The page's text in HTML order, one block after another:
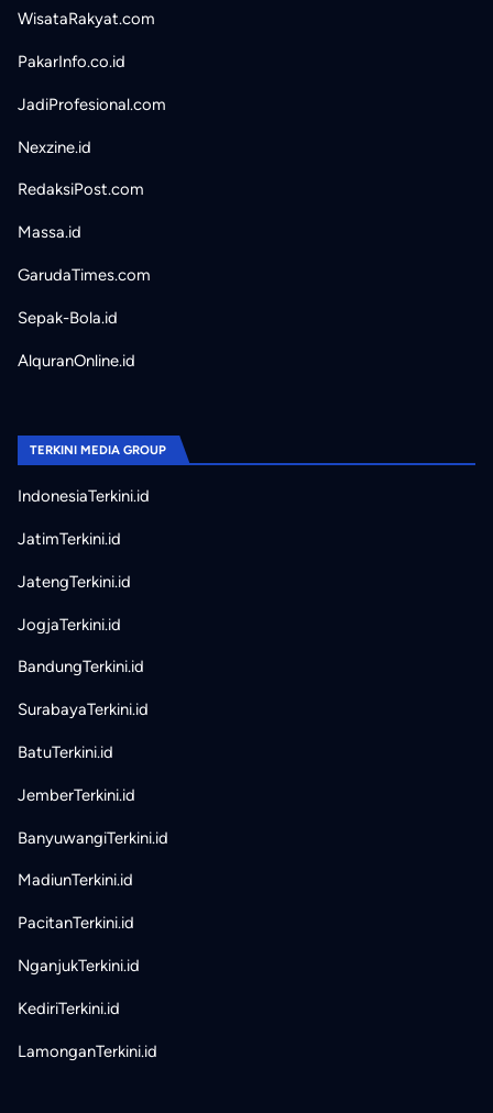
WisataRakyat.com
PakarInfo.co.id
JadiProfesional.com
Nexzine.id
RedaksiPost.com
Massa.id
GarudaTimes.com
Sepak-Bola.id
AlquranOnline.id
TERKINI MEDIA GROUP
IndonesiaTerkini.id
JatimTerkini.id
JatengTerkini.id
JogjaTerkini.id
BandungTerkini.id
SurabayaTerkini.id
BatuTerkini.id
JemberTerkini.id
BanyuwangiTerkini.id
MadiunTerkini.id
PacitanTerkini.id
NganjukTerkini.id
KediriTerkini.id
LamonganTerkini.id